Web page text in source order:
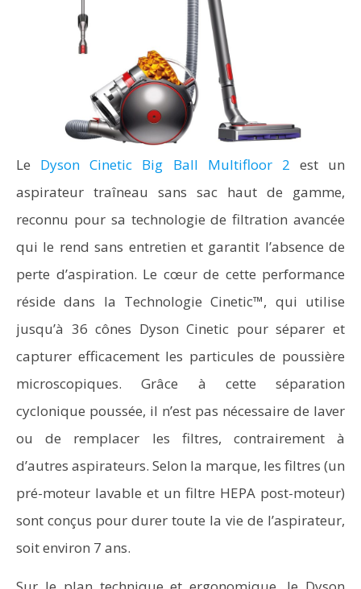
Le Dyson Cinetic Big Ball Multifloor 2 est un
aspirateur traîneau sans sac haut de gamme,
reconnu pour sa technologie de filtration avancée
qui le rend sans entretien et garantit l’absence de
perte d’aspiration. Le cœur de cette performance
réside dans la Technologie Cinetic™, qui utilise
jusqu’à 36 cônes Dyson Cinetic pour séparer et
capturer efficacement les particules de poussière
microscopiques. Grâce à cette séparation
cyclonique poussée, il n’est pas nécessaire de laver
ou de remplacer les filtres, contrairement à
d’autres aspirateurs. Selon la marque, les filtres (un
pré-moteur lavable et un filtre HEPA post-moteur)
sont conçus pour durer toute la vie de l’aspirateur,
soit environ 7 ans.